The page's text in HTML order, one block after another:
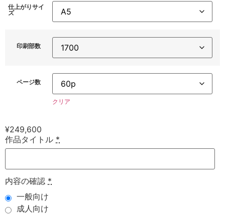
仕上がりサイ
ズ
印刷部数
ページ数
クリア
¥249,600
作品タイトル *
内容の確認 *
一般向け
成人向け